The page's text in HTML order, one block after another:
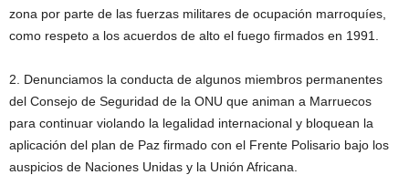
zona por parte de las fuerzas militares de ocupación marroquíes,
como respeto a los acuerdos de alto el fuego firmados en 1991.
2. Denunciamos la conducta de algunos miembros permanentes
del Consejo de Seguridad de la ONU que animan a Marruecos
para continuar violando la legalidad internacional y bloquean la
aplicación del plan de Paz firmado con el Frente Polisario bajo los
auspicios de Naciones Unidas y la Unión Africana.